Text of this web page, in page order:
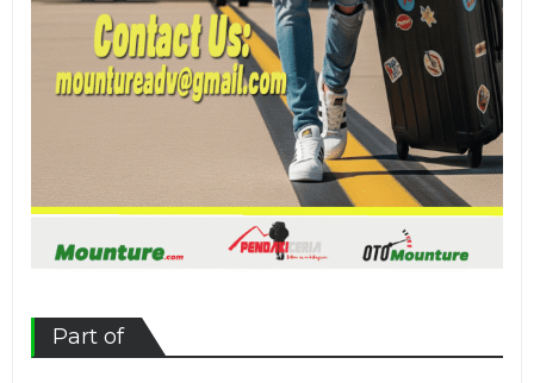
Part of